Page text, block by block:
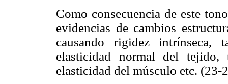
Como consecuencia de este
evidencias de cambios
causando rigidez intrínseca,
elasticidad normal del tejido,
elasticidad del músculo etc. (23-